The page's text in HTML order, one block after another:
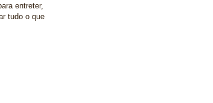
entreter,
tudo o que